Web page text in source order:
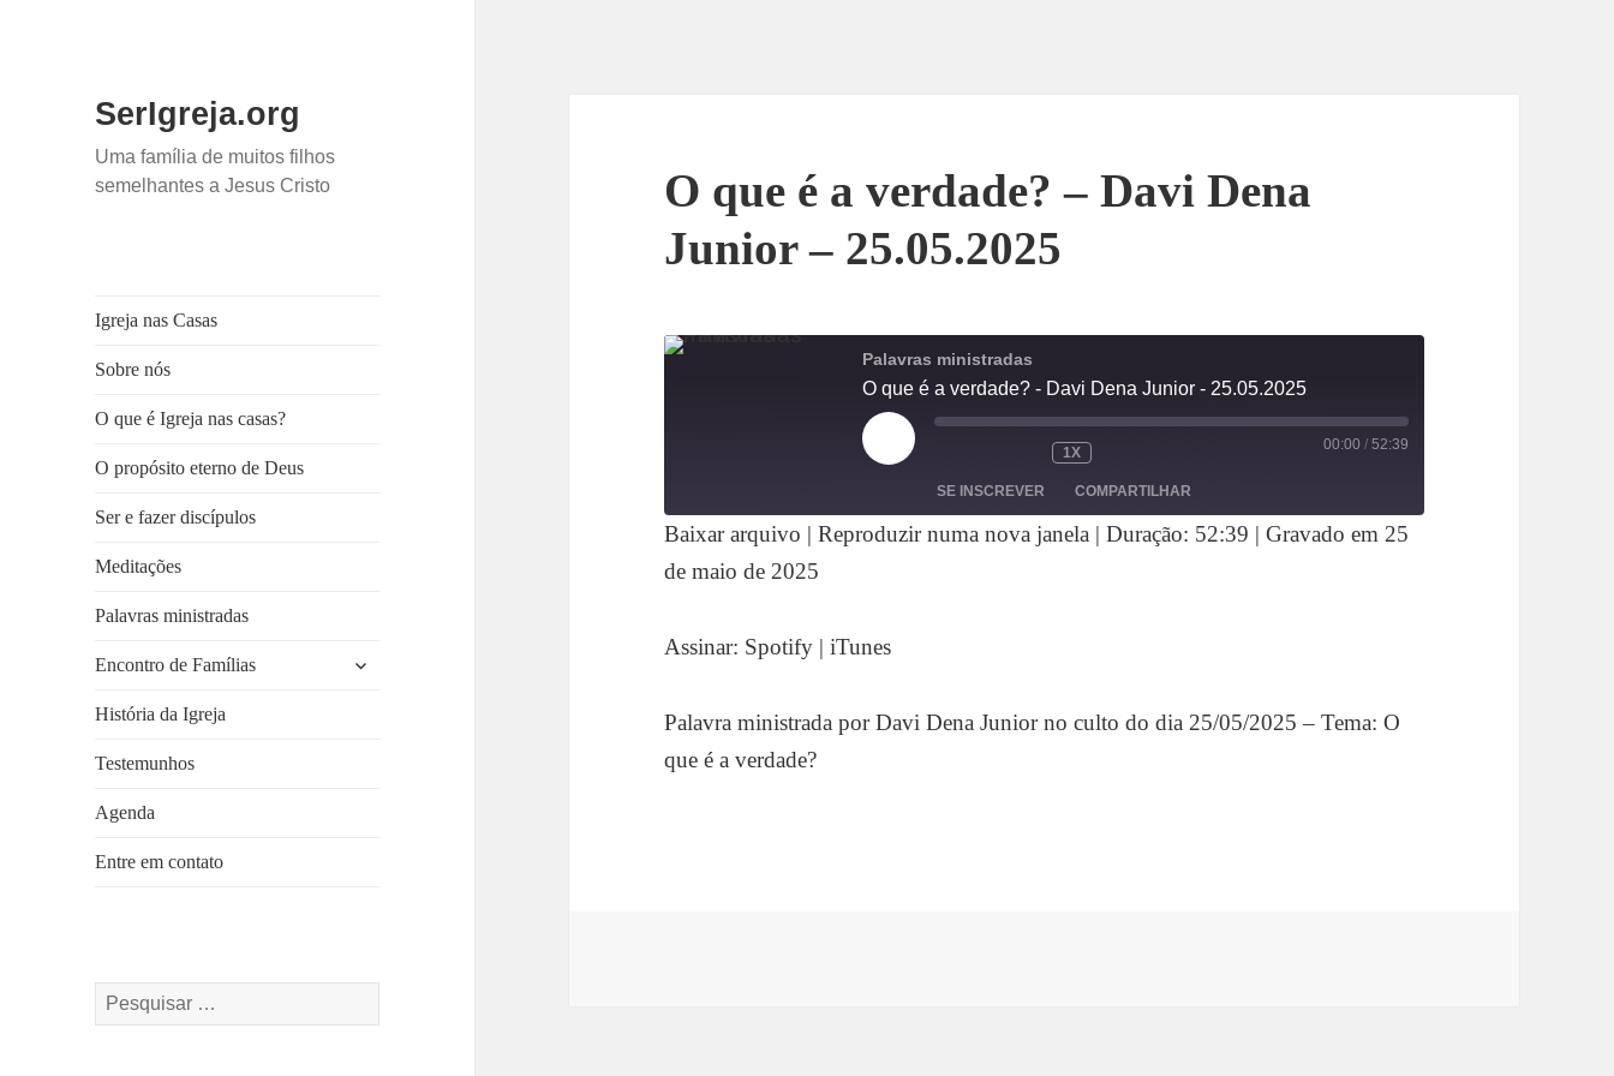
SerIgreja.org
Uma família de muitos filhos
semelhantes a Jesus Cristo
Igreja nas Casas
Sobre nós
O que é Igreja nas casas?
O propósito eterno de Deus
Ser e fazer discípulos
Meditações
Palavras ministradas
Encontro de Famílias
submenu
História da Igreja
Testemunhos
Agenda
Entre em contato
Pesquisar
por:
O que é a verdade? – Davi Dena
Junior – 25.05.2025
Palavras ministradas
O que é a verdade? - Davi Dena Junior - 25.05.2025
REPRODUZIR
EPISÓDIO
1X 00:00 / 52:39
SE INSCREVER COMPARTILHAR
Spotify
ILHAR
INCORPO
Baixar arquivo |Reproduzir numa nova janela |Duração: 52:39 |Gravado em 25
de maio de 2025
Assinar: Spotify |iTunes
Palavra ministrada por Davi Dena Junior no culto do dia 25/05/2025 – Tema: O
que é a verdade?